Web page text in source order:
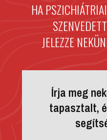
HA
JELEZZE
Írja meg
tapasztalt,